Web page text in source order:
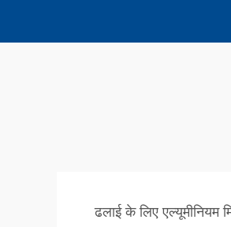
ढलाई के लिए एल्यूमीनियम